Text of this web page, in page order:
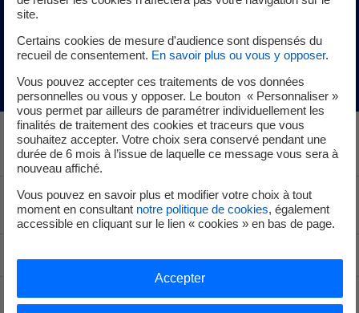
PARTICIPEZ AU BIOBLITZ
SCIENCE & VIE AVEC EDF
Voir le fil d'ariane
site.
Certains cookies de mesure d'audience sont dispensés du
recueil de consentement. En savoir plus ou vous y opposer.
Vous pouvez accepter ces traitements de vos données
personnelles ou vous y opposer. Le bouton « Personnaliser »
vous permet par ailleurs de paramétrer individuellement les
finalités de traitement des cookies et traceurs que vous
souhaitez accepter. Votre choix sera conservé pendant une
durée de 6 mois à l’issue de laquelle ce message vous sera à
nouveau affiché.
Vous pouvez en savoir plus et modifier votre choix à tout
moment en consultant notre politique de cookies, également
accessible en cliquant sur le lien « cookies » en bas de page.
Accepter